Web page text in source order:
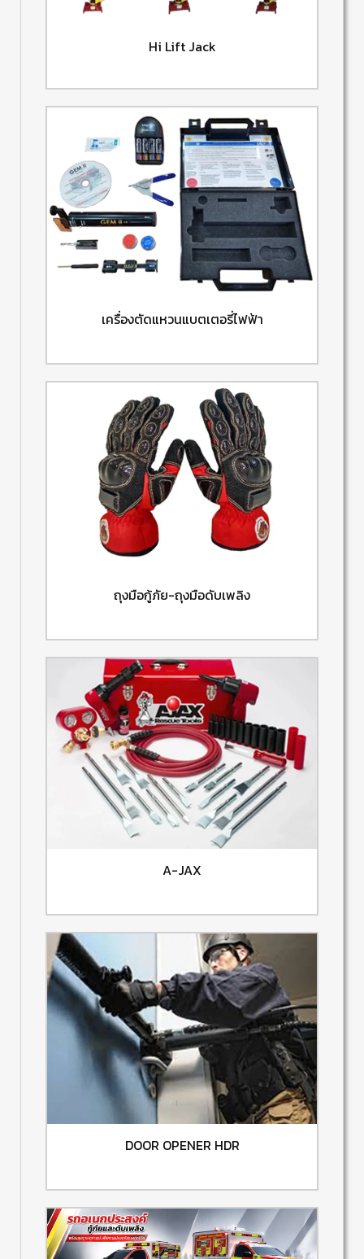
Hi Lift Jack
เครื่องตัดแหวนแบตเตอรี่ไฟฟ้า
ถุงมือกู้ภัย-ถุงมือดับเพลิง
A-JAX
DOOR OPENER HDR